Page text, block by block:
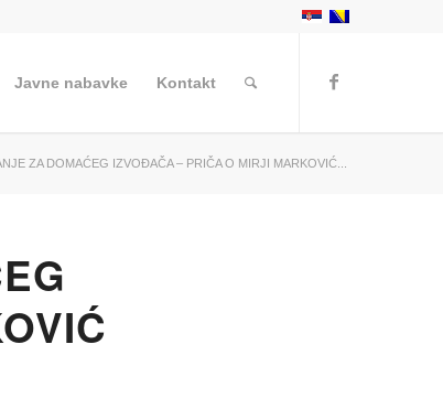
Javne nabavke Kontakt
ZA DOMAĆEG IZVOĐAČA – PRIČA O MIRJI MARKOVIĆ...